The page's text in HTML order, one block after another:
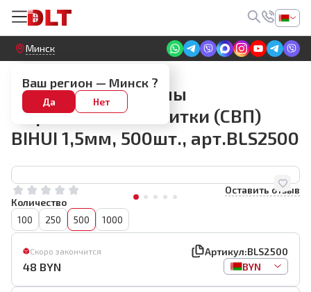
Круглосуточный! Прием заявок на сайте
Минск
Ваш регион — Минск ?
Да Нет
СВП BIHUI
Зажим для системы
выравнивания плитки (СВП)
BIHUI 1,5мм, 500шт., арт.BLS2500
Оставить отзыв
Количество
100
250 500 1000
Скоро закончится Артикул:BLS2500
48 BYN BYN